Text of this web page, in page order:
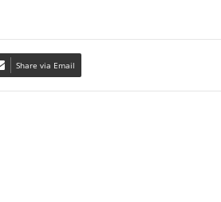
Share via Email